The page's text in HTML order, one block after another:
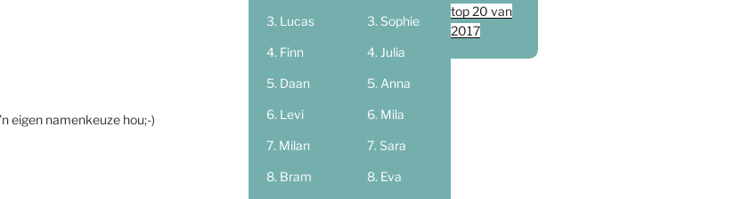
eigen namenkeuze hou;-)
Lucas
Finn
Daan
Levi
Milan
Bram
Sophie
Julia
Anna
Mila
Sara
Eva
top 20 van
2017